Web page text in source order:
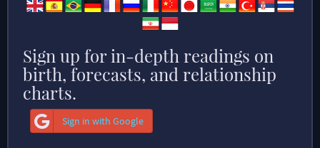
Sign up for in-depth readings on
birth, forecasts, and relationship
charts.
Sign in with Google